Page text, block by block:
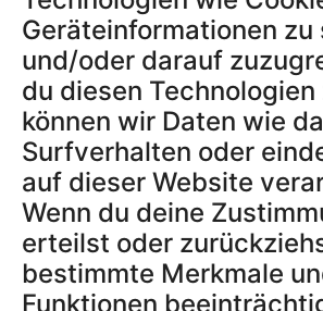
Geräteinformationen zu
und/oder darauf
du diesen
können wir Daten wie
Surfverhalten oder
auf dieser Website
Wenn du deine
erteilst oder
bestimmte Merkmale
Funktionen
AGB
Datenschutzerklärung
Impressum
Widerrufsbelehrung
Datenschutz App
SUPPORT & INFOS
Blog
Über uns